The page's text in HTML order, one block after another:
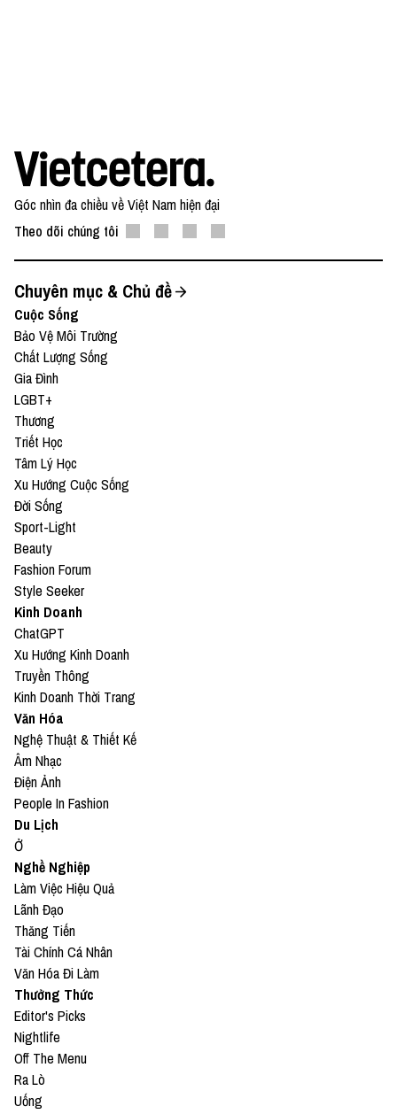
Góc nhìn đa chiều về Việt Nam hiện đại
Theo dõi chúng tôi
Chuyên mục & Chủ đề
Cuộc Sống
Bảo Vệ Môi Trường
Chất Lượng Sống
Gia Đình
LGBT+
Thương
Triết Học
Tâm Lý Học
Xu Hướng Cuộc Sống
Đời Sống
Sport-Light
Beauty
Fashion Forum
Style Seeker
Kinh Doanh
ChatGPT
Xu Hướng Kinh Doanh
Truyền Thông
Kinh Doanh Thời Trang
Văn Hóa
Nghệ Thuật & Thiết Kế
Âm Nhạc
Điện Ảnh
People In Fashion
Du Lịch
Ở
Nghề Nghiệp
Làm Việc Hiệu Quả
Lãnh Đạo
Thăng Tiến
Tài Chính Cá Nhân
Văn Hóa Đi Làm
Thưởng Thức
Editor's Picks
Nightlife
Off The Menu
Ra Lò
Uống